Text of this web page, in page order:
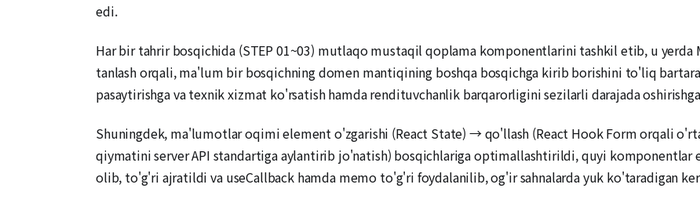
edi.
Har bir tahrir bosqichida (STEP 01~03) mutlaqo mustaqil qoplama komponentlarini tashkil etib, u yerda
tanlash orqali, ma'lum bir bosqichning domen mantiqining boshqa bosqichga kirib borishini to'liq
pasaytirishga va texnik xizmat ko'rsatish hamda rendituvchanlik barqarorligini sezilarli darajada
Shuningdek, ma'lumotlar oqimi element o'zgarishi (React State) → qo'llash (React Hook Form orqali
qiymatini server API standartiga aylantirib jo'natish) bosqichlariga optimallashtirildi, quyi komponentlar
olib, to'g'ri ajratildi va useCallback hamda memo to'g'ri foydalanilib, og'ir sahnalarda yuk ko'taradigan